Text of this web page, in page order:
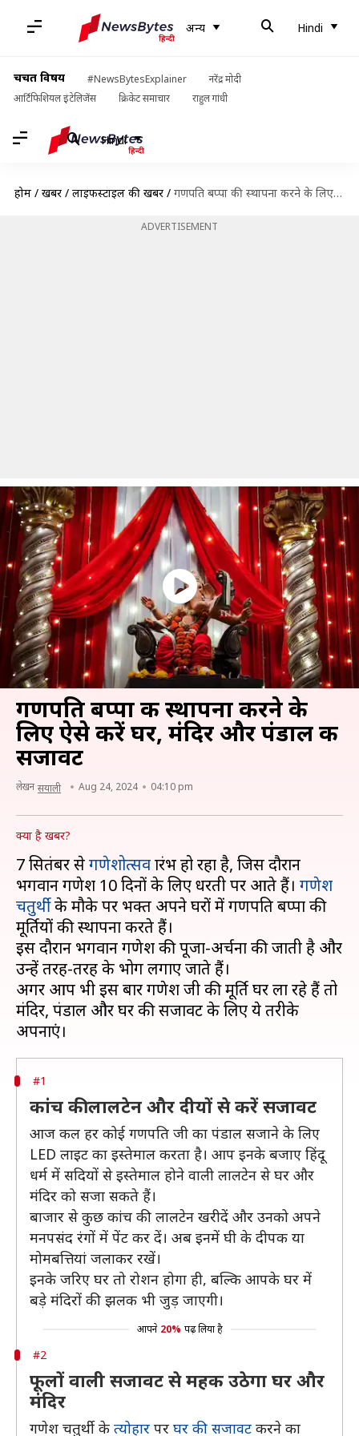
अन्य Hindi
चर्चित विषय #NewsBytesExplainer
नरेंद्र मोदी
आर्टिफिशियल इंटेलिजेंस
क्रिकेट समाचार राहुल गांधी
Hindi
होम / खबरें / लाइफस्टाइल की खबरें / गणपति बप्पा की स्थापना करने के लिए ऐसे करें घर, मंदिर और पंडाल की सजावट
ADVERTISEMENT
गणपति बप्पा की स्थापना करने के
लिए ऐसे करें घर, मंदिर और पंडाल की
सजावट
लेखन सयाली Aug 24, 2024 04:10 pm
क्या है खबर?
7 सितंबर सेगणेशोत्सवप्रारंभ हो रहा है, जिस दौरान
भगवान गणेश 10 दिनों के लिए धरती पर आते हैं। गणेश
चतुर्थीके मौके पर भक्त अपने घरों में गणपति बप्पा की
मूर्तियों की स्थापना करते हैं।
इस दौरान भगवान गणेश की पूजा-अर्चना की जाती है और
उन्हें तरह-तरह के भोग लगाए जाते हैं।
अगर आप भी इस बार गणेश जी की मूर्ति घर ला रहे हैं तो
मंदिर, पंडाल और घर की सजावट के लिए ये तरीके
#1
कांच की लालटेन और दीयों से करें सजावट
आज कल हर कोई गणपति जी का पंडाल सजाने के लिए
LED लाइट का इस्तेमाल करता है। आप इनके बजाए हिंदू
धर्म में सदियों से इस्तेमाल होने वाली लालटेन से घर और
मंदिर को सजा सकते हैं।
बाजार से कुछ कांच की लालटेन खरीदें और उनको अपने
मनपसंद रंगों में पेंट कर दें। अब इनमें घी के दीपक या
मोमबत्तियां जलाकर रखें।
इनके जरिए घर तो रोशन होगा ही, बल्कि आपके घर में
बड़े मंदिरों की झलक भी जुड़ जाएगी।
आपने 20% पढ़ लिया है
#2
फूलों वाली सजावट से महक उठेगा घर और
मंदिर
गणेश चतुर्थी के त्योहार पर घर की सजावट करने का